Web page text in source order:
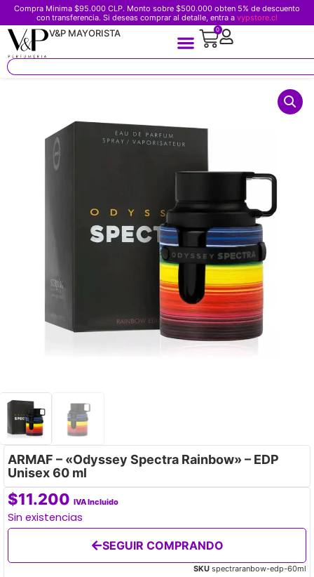
Compra Minima $95.000 CLP. Monto sobre $500.000 obten 5% de descuento
con transferencia. Si deseas comprar al detalle, entra a vypstore.cl
V&P MAYORISTA 0
ARMAF – «Odyssey Spectra Rainbow» – EDP
Unisex 60 ml
$11.200 IVA Incluido
Sin existencias
SEGUIR COMPRANDO
SKU spectraranbow-edp-60ml